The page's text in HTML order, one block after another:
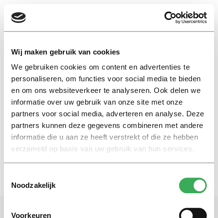
Wij maken gebruik van cookies
We gebruiken cookies om content en advertenties te
personaliseren, om functies voor social media te bieden
en om ons websiteverkeer te analyseren. Ook delen we
informatie over uw gebruik van onze site met onze
partners voor social media, adverteren en analyse. Deze
partners kunnen deze gegevens combineren met andere
informatie die u aan ze heeft verstrekt of die ze hebben
verzameld op basis van uw gebruik van hun services.
Noodzakelijk
Voorkeuren
EN
midyear
Column
Same year, same me
31 mei 2022